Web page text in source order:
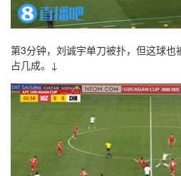
第3分钟，刘诚宇单刀被扑，但这球也
占几成。↓